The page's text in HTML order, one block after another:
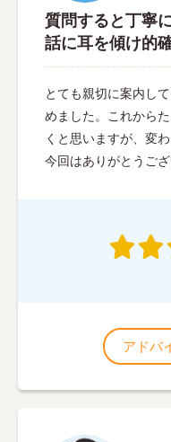
質問すると丁寧
話に耳を傾け的
とても親切に案内し
めました。これから
くと思いますが、変
今回はありがとうござ
アドバ